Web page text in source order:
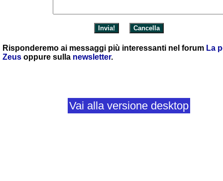
Risponderemo ai messaggi più interessanti nel forum La
Zeus oppure sulla newsletter.
Vai alla versione desktop